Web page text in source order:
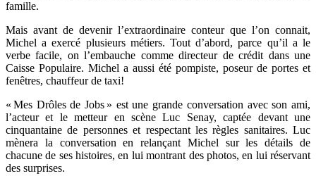
famille.
Mais avant de devenir l’extraordinaire conteur que l’on connait,
Michel a exercé plusieurs métiers. Tout d’abord, parce qu’il a le
verbe facile, on l’embauche comme directeur de crédit dans une
Caisse Populaire. Michel a aussi été pompiste, poseur de portes et
fenêtres, chauffeur de taxi!
« Mes Drôles de Jobs » est une grande conversation avec son ami,
l’acteur et le metteur en scène Luc Senay, captée devant une
cinquantaine de personnes et respectant les règles sanitaires. Luc
mènera la conversation en relançant Michel sur les détails de
chacune de ses histoires, en lui montrant des photos, en lui réservant
des surprises.